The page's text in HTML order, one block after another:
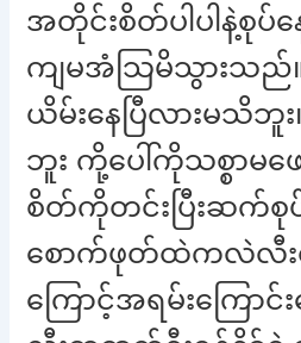
အတိုင်းစိတ်ပါပါနဲ့စု
ကျမအံသြမိသွားသ
ယိမ်းနေပြီလားမသိဘူး
ဘူး ကို့ပေါ်ကိုသစ္စာမဖ
စိတ်ကိုတင်းပြီးဆက်စု
စောက်ဖုတ်ထဲကလဲလီး
ကြောင့်အရမ်းကြောင်